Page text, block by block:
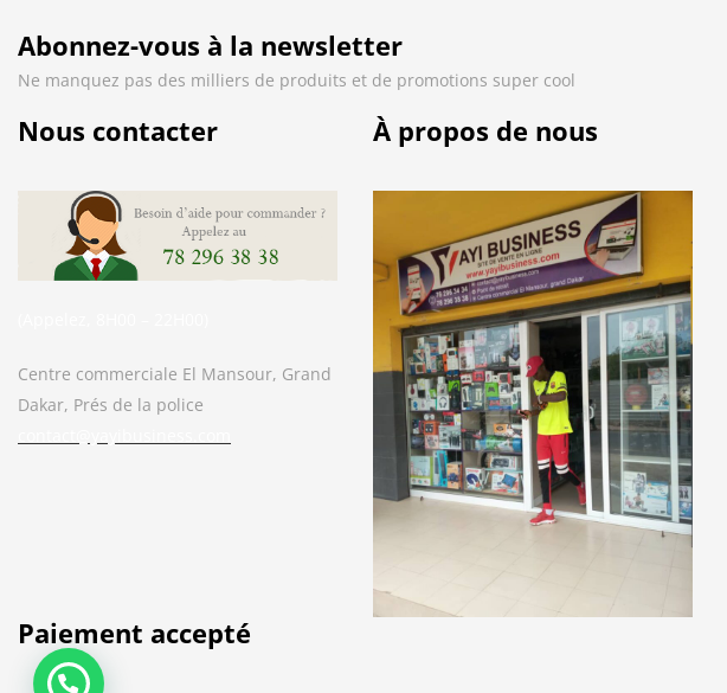
Abonnez-vous à la newsletter
Ne manquez pas des milliers de produits et de promotions super cool
Nous contacter
Centre commerciale El Mansour, Grand
Dakar, Prés de la police
À propos de nous
Paiement accepté
Bonjour. En quoi puis-je vous aider ?